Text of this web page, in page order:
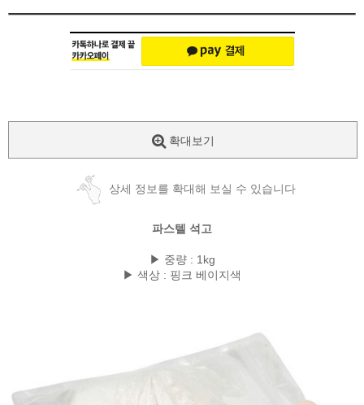
확대보기
상세 정보를 확대해 보실 수 있습니다
파스텔 석고
▶ 중량 : 1kg
▶ 색상 : 핑크 베이지색